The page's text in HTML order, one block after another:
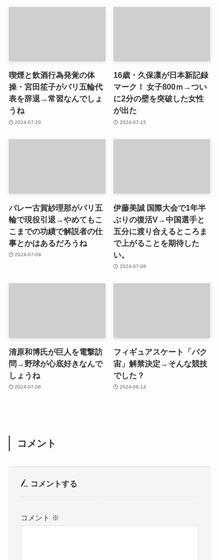
喫煙と飲酒行為発覚の体
操・宮田笙子がパリ五輪代
表を辞退→常習なんでしょ
うね
2024-07-20
16歳・久保凛が日本新記録
マーク！ 女子800ｍ→つい
に2分の壁を突破した女性
が出た
2024-07-15
バレー古賀紗理那がパリ五
輪で現役引退→やめてもこ
こまでの功績で解説者の仕
事とかはあるだろうね
2024-07-09
伊藤美誠 国際大会で1年半
ぶりの復活V→中国選手と
五分に渡り合えるところま
で上がることを期待した
い。
2024-07-08
清原和博氏が巨人を電撃訪
問→野球が心底好きなんで
しょうね
2024-07-06
フィギュアスケート「バク
宙」解禁決定→そんな競技
でした？
2024-06-14
コメント
コメントする
コメント ※